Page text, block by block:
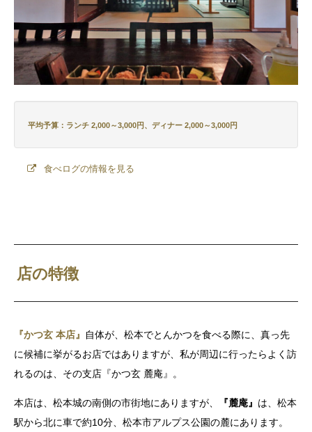
平均予算：ランチ 2,000～3,000円、ディナー 2,000～3,000円
食べログの情報を見る
店の特徴
『かつ玄 本店』
自体が、松本でとんかつを食べる際に、真っ先
に候補に挙がるお店ではありますが、私が周辺に行ったらよく訪
れるのは、その支店『かつ玄 麓庵』。
本店は、松本城の南側の市街地にありますが、 『麓庵』 は、松本
駅から北に車で約10分、松本市アルプス公園の麓にあります。